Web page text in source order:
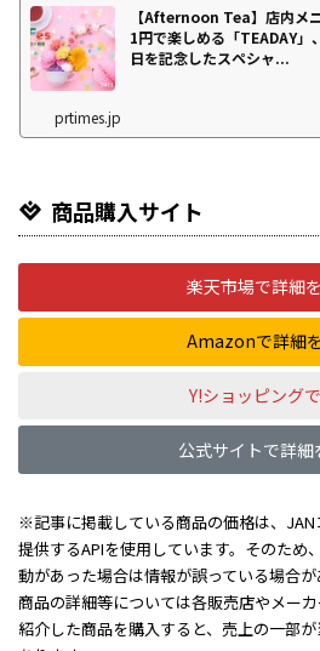
【Afternoon Tea】店内メ
1円で楽しめる「TEADAY」
日を記念したスペシャ...
prtimes.jp
商品購入サイト
楽天市場で詳細
Amazonで詳細
Y!ショッピング
公式サイトで詳細
※記事に掲載している商品の価格は、
提供するAPIを使用しています。そのため
動があった場合は情報が誤っている場合
商品の詳細等については各販売店やメー
紹介した商品を購入すると、売上の一部